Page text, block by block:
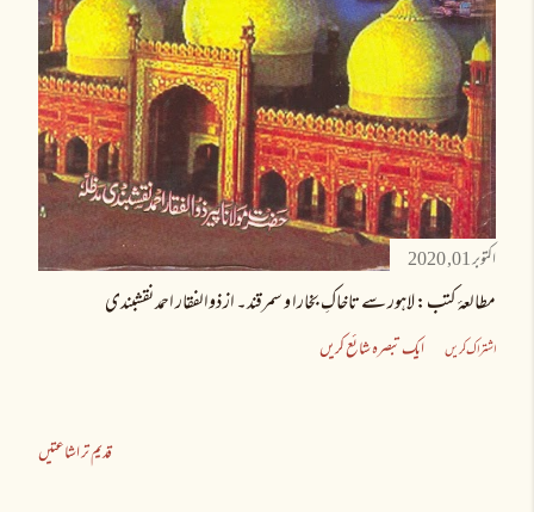
اکتوبر 01, 2020
مطالعۂ کتب: لاہور سے تاخاکِ بخارا و سمرقند۔ از ذوالفقار احمد نقشبندی
اشتراک کریں ایک تبصرہ شائع کریں
قدیم تر اشاعتیں